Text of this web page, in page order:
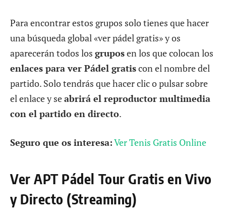
Para encontrar estos grupos solo tienes que hacer
una búsqueda global «ver pádel gratis» y os
aparecerán todos los gruposen los que colocan los
enlaces para ver Pádel gratiscon el nombre del
partido. Solo tendrás que hacer clic o pulsar sobre
el enlace y seabrirá el reproductor multimedia
con el partido en directo.
Seguro que os interesa:Ver Tenis Gratis Online
Ver APT Pádel Tour Gratis en Vivo
y Directo (Streaming)